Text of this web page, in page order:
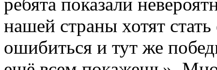
нашей страны хотят
ошибиться и тут же